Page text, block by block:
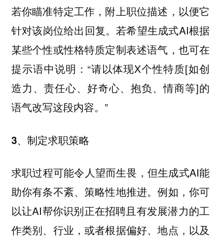
若你瞄准特定工作，附上职位描述，以便它
针对该岗位给出回复。若希望生成式AI根据
某些个性或性格特质定制表述语气，也可在
提示语中说明：“请以体现X个性特质[如创
造力、责任心、好奇心、抱负、情商等]的
语气改写这段内容。”
3、制定求职策略
求职过程可能令人望而生畏，但生成式AI能
助你有条不紊、策略性地推进。例如，你可
以让AI帮你识别正在招聘且有发展潜力的工
作类别、行业，或者根据偏好、地点，以及